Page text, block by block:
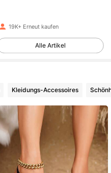
19K+ Erneut kaufen
Alle Artikel
Kleidungs-Accessoires